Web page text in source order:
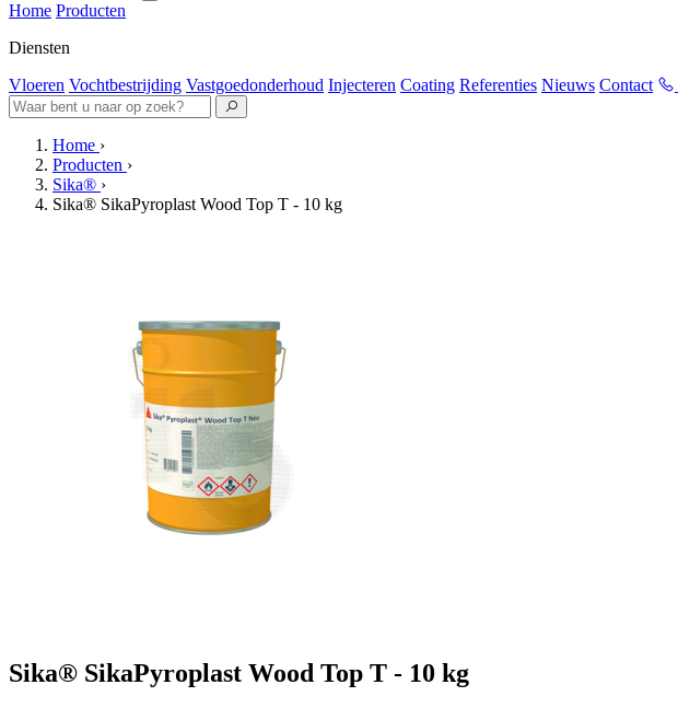
Home Producten
Diensten
Vloeren Vochtbestrijding Vastgoedonderhoud Injecteren Coating Referenties Nieuws Contact
Home ›
Producten ›
Sika® ›
Sika® SikaPyroplast Wood Top T - 10 kg
Sika® SikaPyroplast Wood Top T - 10 kg